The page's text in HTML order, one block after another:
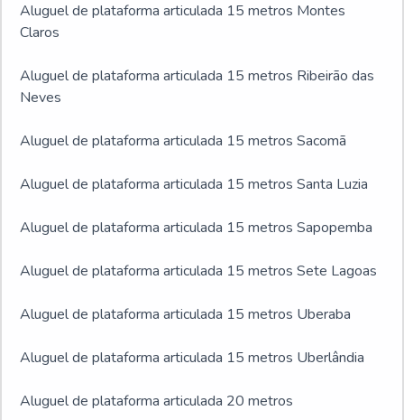
Aluguel de plataforma articulada 15 metros Montes
Claros
Aluguel de plataforma articulada 15 metros Ribeirão das
Neves
Aluguel de plataforma articulada 15 metros Sacomã
Aluguel de plataforma articulada 15 metros Santa Luzia
Aluguel de plataforma articulada 15 metros Sapopemba
Aluguel de plataforma articulada 15 metros Sete Lagoas
Aluguel de plataforma articulada 15 metros Uberaba
Aluguel de plataforma articulada 15 metros Uberlândia
Aluguel de plataforma articulada 20 metros